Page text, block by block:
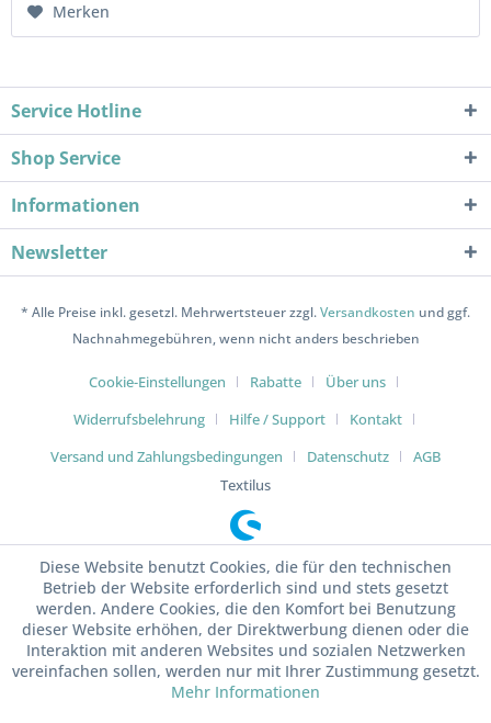
Merken
Service Hotline
Shop Service
Informationen
Newsletter
* Alle Preise inkl. gesetzl. Mehrwertsteuer zzgl.Versandkosten und ggf.
Nachnahmegebühren, wenn nicht anders beschrieben
Cookie-Einstellungen Rabatte
Über uns
Widerrufsbelehrung
Hilfe / Support
Kontakt
Versand und Zahlungsbedingungen
Datenschutz
AGB
Textilus
Diese Website benutzt Cookies, die für den technischen
Betrieb der Website erforderlich sind und stets gesetzt
werden. Andere Cookies, die den Komfort bei Benutzung
dieser Website erhöhen, der Direktwerbung dienen oder die
Interaktion mit anderen Websites und sozialen Netzwerken
vereinfachen sollen, werden nur mit Ihrer Zustimmung gesetzt.
Mehr Informationen